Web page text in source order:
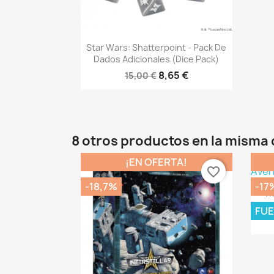
Vista rápida
Star Wars: Shatterpoint - Pack De
Dados Adicionales (dice Pack)
15,00 € 8,65 €
8 otros productos en la misma
¡EN OFERTA!
-18,7%
favorite_border
-